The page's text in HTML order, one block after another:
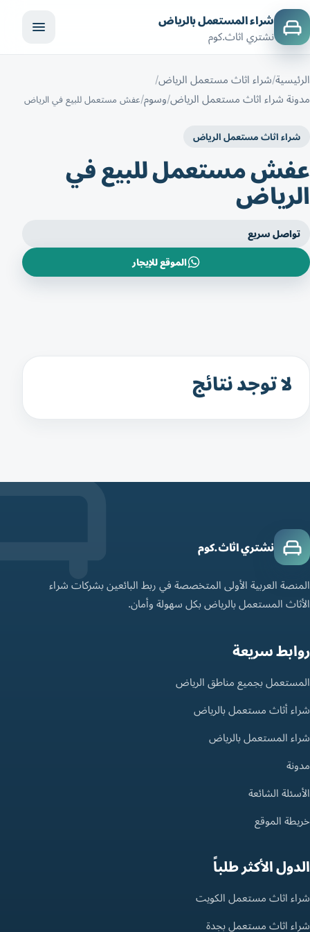
شراء المستعمل بالرياض
نشتري اثاث.كوم
الرئيسية شراء اثاث مستعمل الرياض
مدونة شراء اثاث مستعمل الرياض وسوم عفش مستعمل للبيع في الرياض
شراء اثاث مستعمل الرياض
عفش مستعمل للبيع في
الرياض
تواصل سريع
الموقع للإيجار
لا توجد نتائج
نشتري اثاث.كوم
المنصة العربية الأولى المتخصصة في ربط البائعين بشركات شراء
الأثاث المستعمل بالرياض بكل سهولة وأمان.
روابط سريعة
المستعمل بجميع مناطق الرياض
شراء أثاث مستعمل بالرياض
شراء المستعمل بالرياض
مدونة
الأسئلة الشائعة
خريطة الموقع
الدول الأكثر طلباً
شراء اثاث مستعمل الكويت
شراء اثاث مستعمل بجدة